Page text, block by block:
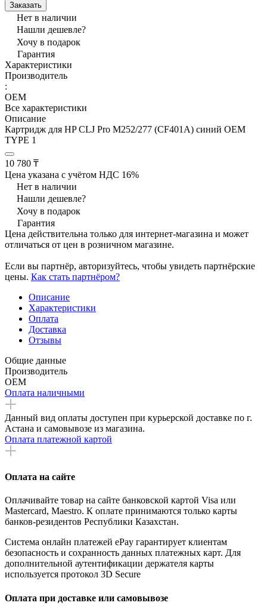
Заказать
Нет в наличии
Нашли дешевле?
Хочу в подарок
Гарантия
Характеристики
Производитель
:
OEM
Все характеристики
Описание
Картридж для HP CLJ Pro M252/277 (CF401А) синий OEM
TYPE 1
10 780 ₸
Цена указана с учётом НДС 16%
Нет в наличии
Нашли дешевле?
Хочу в подарок
Гарантия
Цена действительна только для интернет-магазина и может
отличаться от цен в розничном магазине.
Если вы партнёр, авторизуйтесь, чтобы увидеть партнёрские
цены. Как стать партнёром?
Описание
Характеристики
Оплата
Доставка
Отзывы
Общие данные
Производитель
OEM
Оплата наличными
Данный вид оплаты доступен при курьерской доставке по г.
Астана и самовывозе из магазина.
Оплата платежной картой
Оплата на сайте
Оплачивайте товар на сайте банковской картой Visa или
Mastercard, Maestro. К оплате принимаются только карты
банков-резидентов Республики Казахстан.
Система онлайн платежей ePay гарантирует клиентам
безопасность и сохранность данных платежных карт. Для
дополнительной аутентификации держателя карты
используется протокол 3D Secure
Оплата при доставке или самовывозе